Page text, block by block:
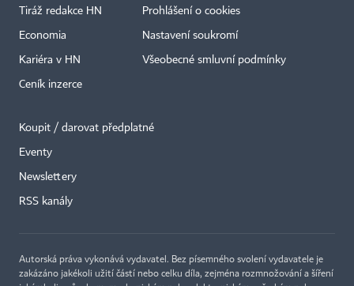
Tiráž redakce HN
Economia
Kariéra v HN
Ceník inzerce
Prohlášení o cookies
Nastavení soukromí
Všeobecné smluvní podmínky
Koupit / darovat předplatné
Eventy
Newslettery
RSS kanály
Autorská práva vykonává vydavatel. Bez písemného svolení vydavatele je
zakázáno jakékoli užití částí nebo celku díla, zejména rozmnožování a šíření